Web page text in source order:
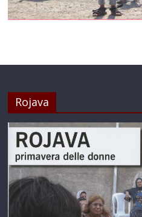
Rojava